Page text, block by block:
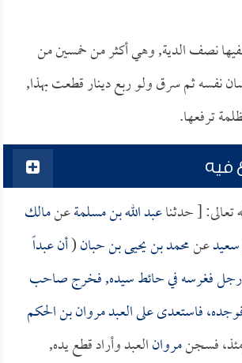
نصف الدية, وهي أكثر من خمسين من
نفسه ثم سرق ولو ربع دينار قطعت بهذا,
ترفعها.
فيه
تعالى: [ حدثناعبد الله بن مسلمةعنمالك
عنمحمد بن يحيى بن حبان(أن عبداً
فغرسه في حائط سيده, فخرج صاحب
فاستعدى على العبدمروان بن الحكم
فسجنمروانالعبد وأراد قطع يده,